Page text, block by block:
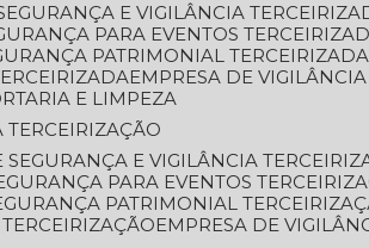
SEGURANÇA E VIGILÂNCIA
PARA EVENTOS
PATRIMONIAL TERCEIRIZADA
EMPRESA DE
E LIMPEZA
TERCEIRIZAÇÃO
SEGURANÇA E VIGILÂNCIA
PARA EVENTOS
PATRIMONIAL
TERCEIRIZAÇÃO
EMPRESA DE